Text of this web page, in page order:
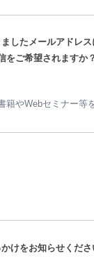
したメールアドレ
をご希望されますか？
やWebセミナー等
けをお知らせくださ